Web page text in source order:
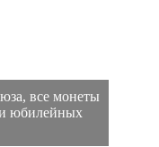
все монеты
юбилейных